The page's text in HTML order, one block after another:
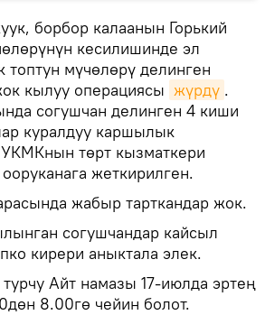
борбор калаанын Горький
кесилишинде эл
топтун мүчөлөрү делинген
кылуу операциясы жүрдү .
согушчан делинген 4 киши
куралдуу каршылык
УКМКнын төрт кызматкери
жеткирилген.
жабыр тарткандар жок.
согушчандар кайсыл
кирери аныктала элек.
Айт намазы 17-июлда эртең
8.00гө чейин болот.